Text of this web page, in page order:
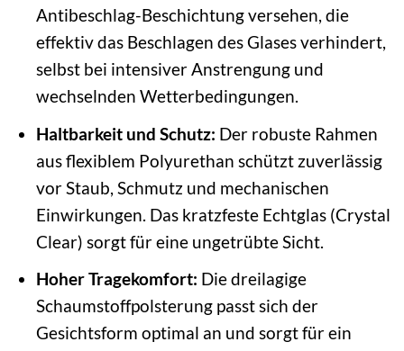
Antibeschlag-Beschichtung versehen, die
effektiv das Beschlagen des Glases verhindert,
selbst bei intensiver Anstrengung und
wechselnden Wetterbedingungen.
Haltbarkeit und Schutz: Der robuste Rahmen
aus flexiblem Polyurethan schützt zuverlässig
vor Staub, Schmutz und mechanischen
Einwirkungen. Das kratzfeste Echtglas (Crystal
Clear) sorgt für eine ungetrübte Sicht.
Hoher Tragekomfort: Die dreilagige
Schaumstoffpolsterung passt sich der
Gesichtsform optimal an und sorgt für ein